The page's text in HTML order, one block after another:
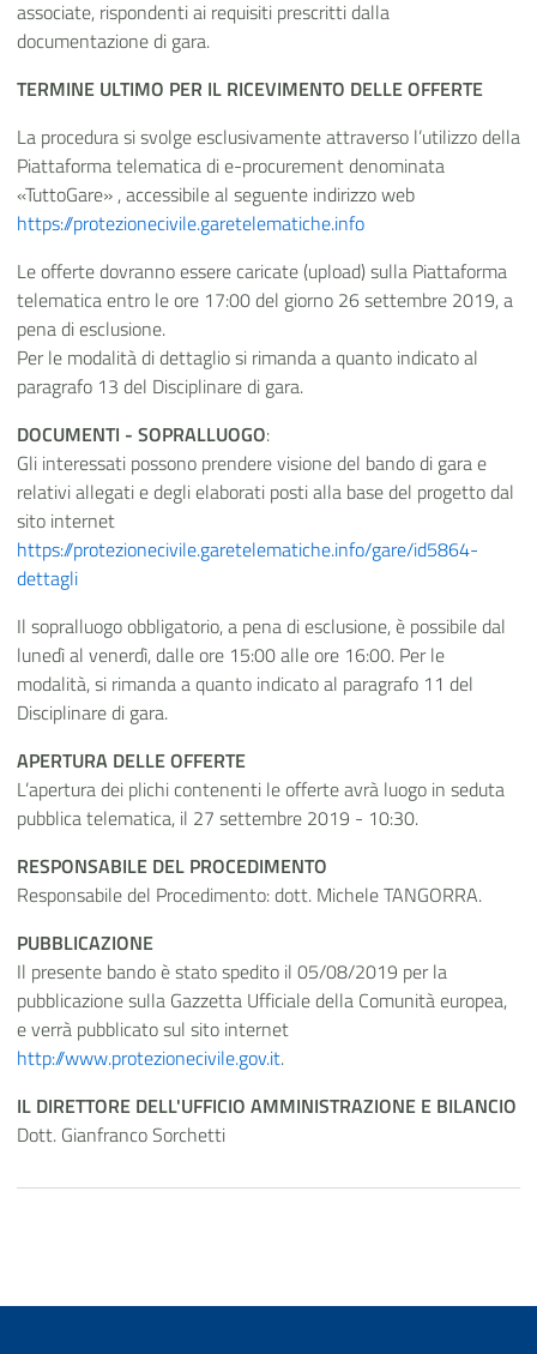
associate, rispondenti ai requisiti prescritti dalla
documentazione di gara.
TERMINE ULTIMO PER IL RICEVIMENTO DELLE OFFERTE
La procedura si svolge esclusivamente attraverso l’utilizzo della
Piattaforma telematica di e-procurement denominata
«TuttoGare» , accessibile al seguente indirizzo web
https://protezionecivile.garetelematiche.info
Le offerte dovranno essere caricate (upload) sulla Piattaforma
telematica entro le ore 17:00 del giorno 26 settembre 2019, a
pena di esclusione.
Per le modalità di dettaglio si rimanda a quanto indicato al
paragrafo 13 del Disciplinare di gara.
DOCUMENTI - SOPRALLUOGO:
Gli interessati possono prendere visione del bando di gara e
relativi allegati e degli elaborati posti alla base del progetto dal
sito internet
https://protezionecivile.garetelematiche.info/gare/id5864-
dettagli
Il sopralluogo obbligatorio, a pena di esclusione, è possibile dal
lunedì al venerdì, dalle ore 15:00 alle ore 16:00. Per le
modalità, si rimanda a quanto indicato al paragrafo 11 del
Disciplinare di gara.
APERTURA DELLE OFFERTE
L’apertura dei plichi contenenti le offerte avrà luogo in seduta
pubblica telematica, il 27 settembre 2019 - 10:30.
RESPONSABILE DEL PROCEDIMENTO
Responsabile del Procedimento: dott. Michele TANGORRA.
PUBBLICAZIONE
Il presente bando è stato spedito il 05/08/2019 per la
pubblicazione sulla Gazzetta Ufficiale della Comunità europea,
e verrà pubblicato sul sito internet
http://www.protezionecivile.gov.it.
IL DIRETTORE DELL'UFFICIO AMMINISTRAZIONE E BILANCIO
Dott. Gianfranco Sorchetti